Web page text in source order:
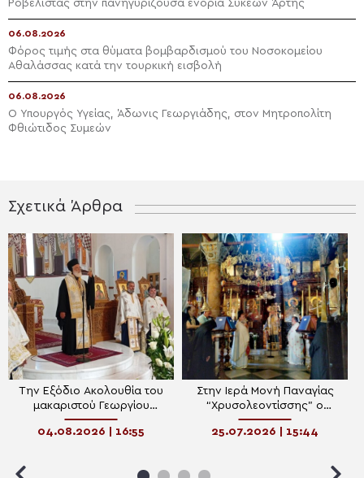
Ροβέλιστας στην πανηγυρίζουσα ενορία Συκεών Άρτης
06.08.2026
Φόρος τιμής στα θύματα βομβαρδισμού του Νοσοκομείου
Αθαλάσσας κατά την τουρκική εισβολή
06.08.2026
Ο Υπουργός Υγείας, Άδωνις Γεωργιάδης, στον Μητροπολίτη
Φθιώτιδος Συμεών
Σχετικά Άρθρα
Την Εξόδιο Ακολουθία του
μακαριστού Γεωργίου
Κουρλετάκη τέλεσε ο
Μητροπολίτης
04.08.2026 | 16:55
Στην Ιερά Μονή Παναγίας
“Χρυσολεοντίσσης” ο
Μητροπολίτης Αιγίνης
25.07.2026 | 15:44